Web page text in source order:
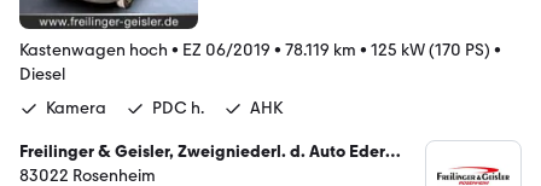
Kastenwagen hoch • EZ 06/2019 • 78.119 km • 125 kW (170 PS) •
Diesel
Kamera
PDC h. AHK
Freilinger & Geisler, Zweigniederl. d. Auto Eder
GmbH
83022 Rosenheim